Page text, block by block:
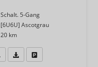
Schalt. 5-Gang
[6U6U] Ascotgrau
20 km
Wir rufen Sie anFahrzeugexposé (PDF)